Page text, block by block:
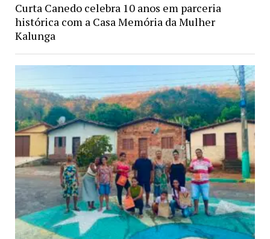
Curta Canedo celebra 10 anos em parceria
histórica com a Casa Memória da Mulher
Kalunga